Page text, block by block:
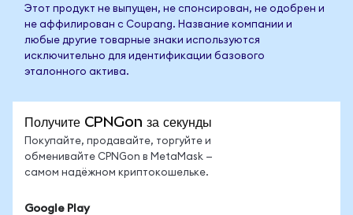
Этот продукт не выпущен, не спонсирован, не одобрен и
не аффилирован с Coupang. Название компании и
любые другие товарные знаки используются
исключительно для идентификации базового
эталонного актива.
Получите CPNGon за секунды
Покупайте, продавайте, торгуйте и
обменивайте CPNGon в MetaMask —
самом надёжном криптокошельке.
Google Play